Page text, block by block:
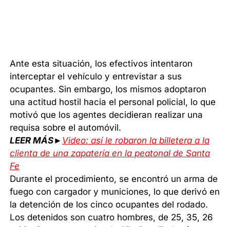
Ante esta situación, los efectivos intentaron
interceptar el vehículo y entrevistar a sus
ocupantes. Sin embargo, los mismos adoptaron
una actitud hostil hacia el personal policial, lo que
motivó que los agentes decidieran realizar una
requisa sobre el automóvil.
LEER MÁS► Video: así le robaron la billetera a la
clienta de una zapatería en la peatonal de Santa
Fe
Durante el procedimiento, se encontró un arma de
fuego con cargador y municiones, lo que derivó en
la detención de los cinco ocupantes del rodado.
Los detenidos son cuatro hombres, de 25, 35, 26